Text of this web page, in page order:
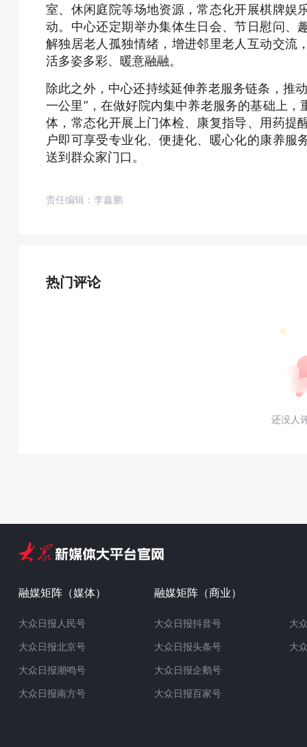
室、休闲庭院等场地资源，常态化开展棋牌娱
动。中心还定期举办集体生日会、节日慰问、
解独居老人孤独情绪，增进邻里老人互动交流
活多姿多彩、暖意融融。
除此之外，中心还持续延伸养老服务链条，推
一公里”，在做好院内集中养老服务的基础上
体，常态化开展上门体检、康复指导、用药提
户即可享受专业化、便捷化、暖心化的康养
送到群众家门口。
责任编辑：李鑫鹏
热门评论
还没人
融媒矩阵（媒体）
大众日报人民号
大众日报北京号
大众日报潮鸣号
大众日报南方号
融媒矩阵（商业）
大众日报抖音号
大众日报头条号
大众日报企鹅号
大众日报百家号
大
大